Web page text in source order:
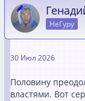
НеГуру
30 Июл 2026
Половину
властями. Вот